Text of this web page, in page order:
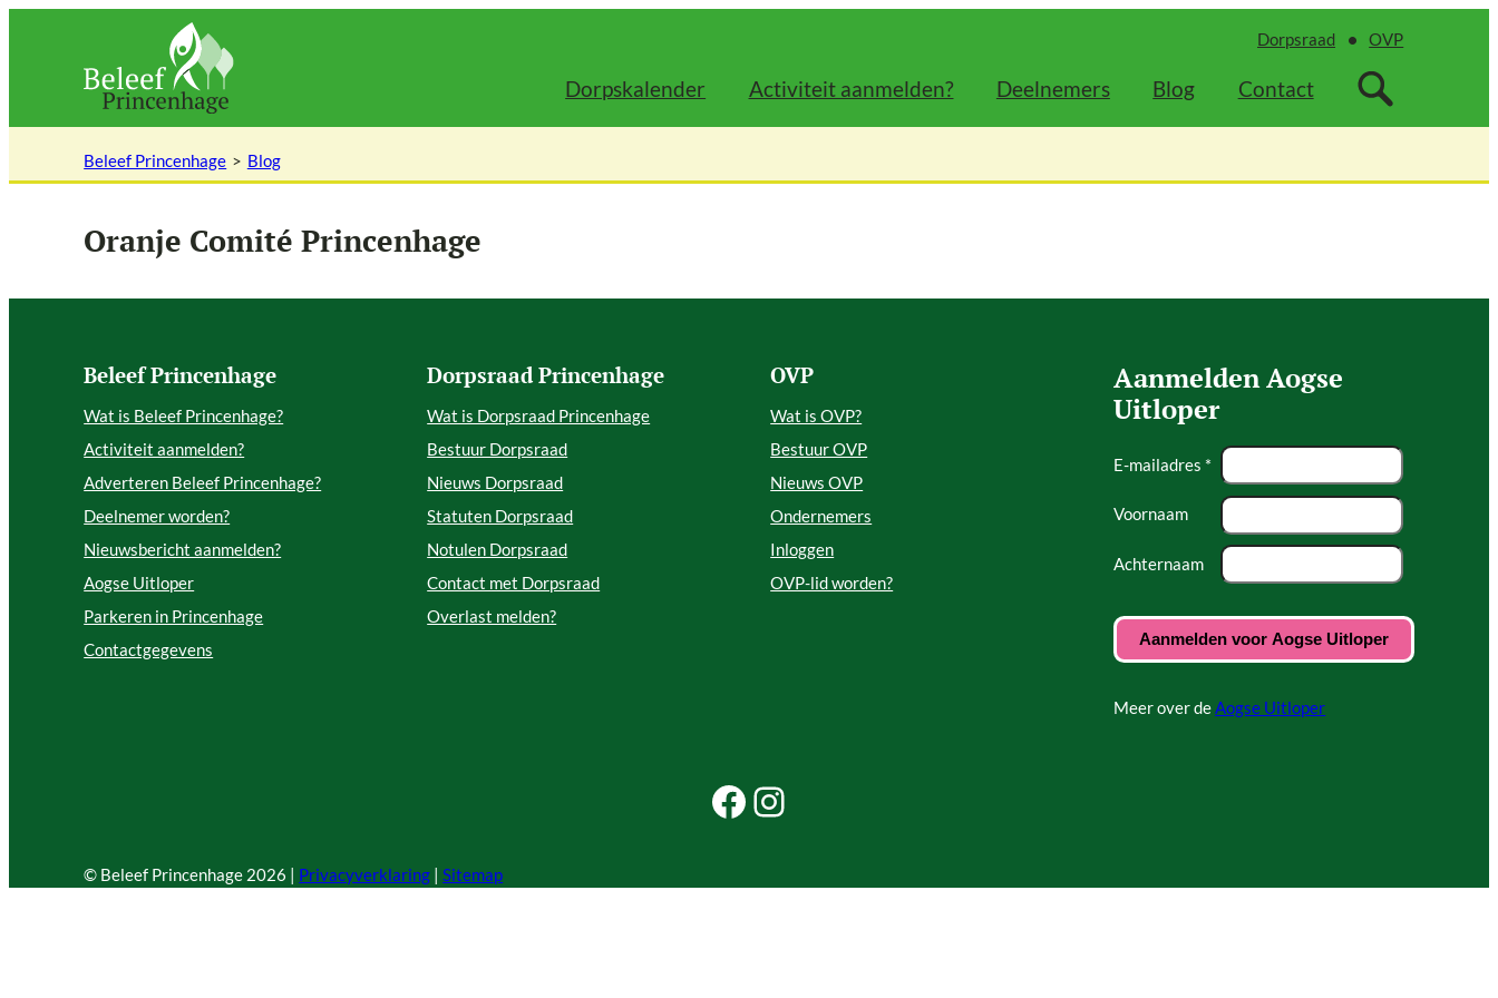
inhoud
Dorpsraad OVP
Dorpskalender Activiteit aanmelden? Deelnemers Blog Contact
Beleef Princenhage Blog
Oranje Comité Princenhage
Beleef Princenhage
Wat is Beleef Princenhage?
Activiteit aanmelden?
Adverteren Beleef Princenhage?
Deelnemer worden?
Nieuwsbericht aanmelden?
Aogse Uitloper
Parkeren in Princenhage
Contactgegevens
Dorpsraad Princenhage
Wat is Dorpsraad Princenhage
Bestuur Dorpsraad
Nieuws Dorpsraad
Statuten Dorpsraad
Notulen Dorpsraad
Contact met Dorpsraad
Overlast melden?
OVP
Wat is OVP?
Bestuur OVP
Nieuws OVP
Ondernemers
Inloggen
OVP-lid worden?
Aanmelden Aogse
Uitloper
E-mailadres *
Voornaam
Achternaam
Meer over deAogse Uitloper
Facebook Beleef Princenhage
Instagram Beleef Princenhage
© Beleef Princenhage 2026 | Privacyverklaring |Sitemap